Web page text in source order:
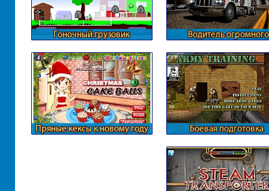
Гоночный грузовик
Водитель огромного
Пряные кексы к новому году Боевая подготовка